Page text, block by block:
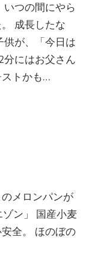
つの間にやら
成長したな
供が、「今日は
分にはお父さん
トかも…
メロンパンが
ン」 国産小麦
全。 ほのぼの